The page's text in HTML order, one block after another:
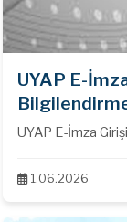
UYAP E-
UYAP E-İmza
1.06.2026